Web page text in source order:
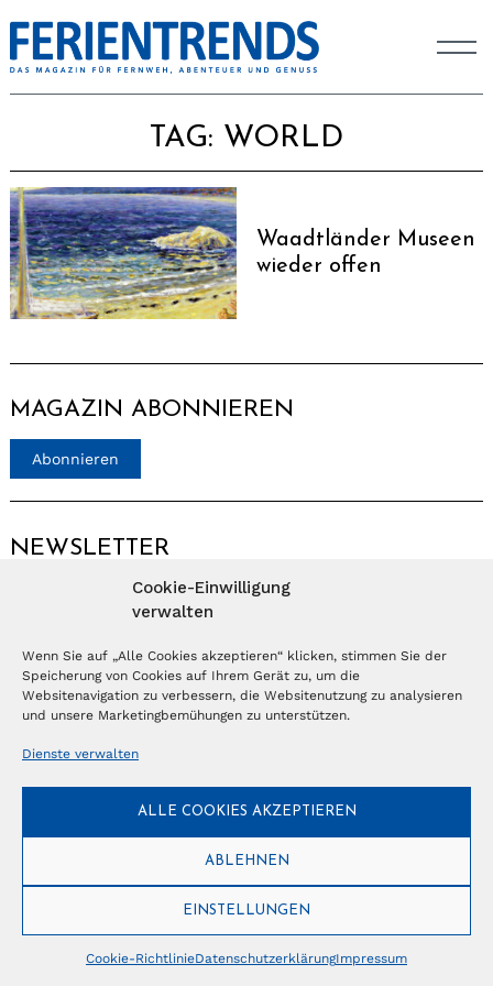
Cookie-Einwilligung
verwalten
Wenn Sie auf „Alle Cookies akzeptieren“ klicken, stimmen Sie der
Speicherung von Cookies auf Ihrem Gerät zu, um die
Websitenavigation zu verbessern, die Websitenutzung zu analysieren
und unsere Marketingbemühungen zu unterstützen.
Dienste verwalten
ALLE COOKIES AKZEPTIEREN
ABLEHNEN
EINSTELLUNGEN
Cookie-RichtlinieDatenschutzerklärungImpressum
TAG: WORLD
Waadtländer Museen
wieder offen
MAGAZIN ABONNIEREN
Abonnieren
NEWSLETTER
© Copyright 2026 – Ferientrends // info@tlvg.ch// +41 31 300 30 85 //
Tourismus Lifestyle Verlag GmbH // Frohbergweg 1 - CH-3012 Bern //
Datenschutzerklärung//Impressum